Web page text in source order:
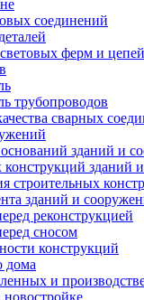
соединений
ферм и цепей
трубопроводов
сварных
зданий и
зданий
строительных
зданий и
реконструкцией
сносом
конструкций
дома
и